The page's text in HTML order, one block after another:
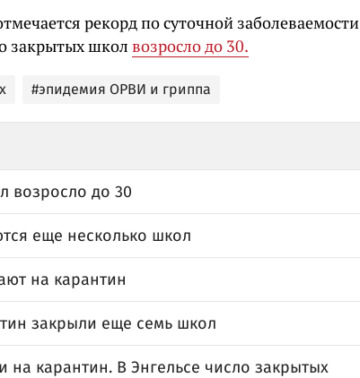
рекорд по суточной заболеваемости
закрытых школ возросло до 30.
#эпидемия ОРВИ и гриппа
возросло до 30
еще несколько школ
на карантин
закрыли еще семь школ
карантин. В Энгельсе число закрытых